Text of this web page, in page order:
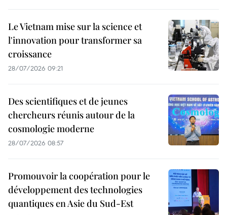
Le Vietnam mise sur la science et
l'innovation pour transformer sa
croissance
28/07/2026 09:21
Des scientifiques et de jeunes
chercheurs réunis autour de la
cosmologie moderne
28/07/2026 08:57
Promouvoir la coopération pour le
développement des technologies
quantiques en Asie du Sud-Est